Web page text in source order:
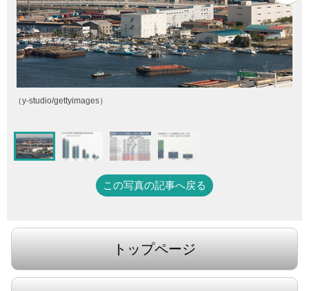
（y-studio/gettyimages）
この写真の記事へ戻る
トップページ